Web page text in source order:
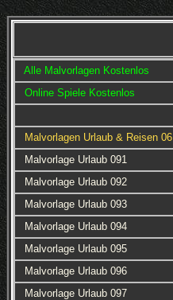
Alle Malvorlagen Kostenlos
Online Spiele Kostenlos
Malvorlagen Urlaub & Reisen 06
Malvorlage Urlaub 091
Malvorlage Urlaub 092
Malvorlage Urlaub 093
Malvorlage Urlaub 094
Malvorlage Urlaub 095
Malvorlage Urlaub 096
Malvorlage Urlaub 097